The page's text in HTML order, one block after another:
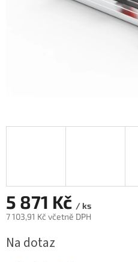
5 871 Kč / ks
7 103,91 Kč včetně DPH
cena:
Na dotaz